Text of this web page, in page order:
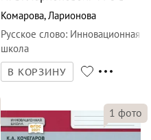
Комарова, Ларионова
Русское слово: Инновационная
школа
В КОРЗИНУ
1 фото